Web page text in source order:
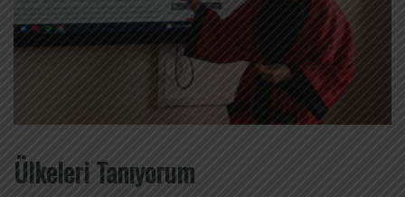
Ülkeleri Tanıyorum